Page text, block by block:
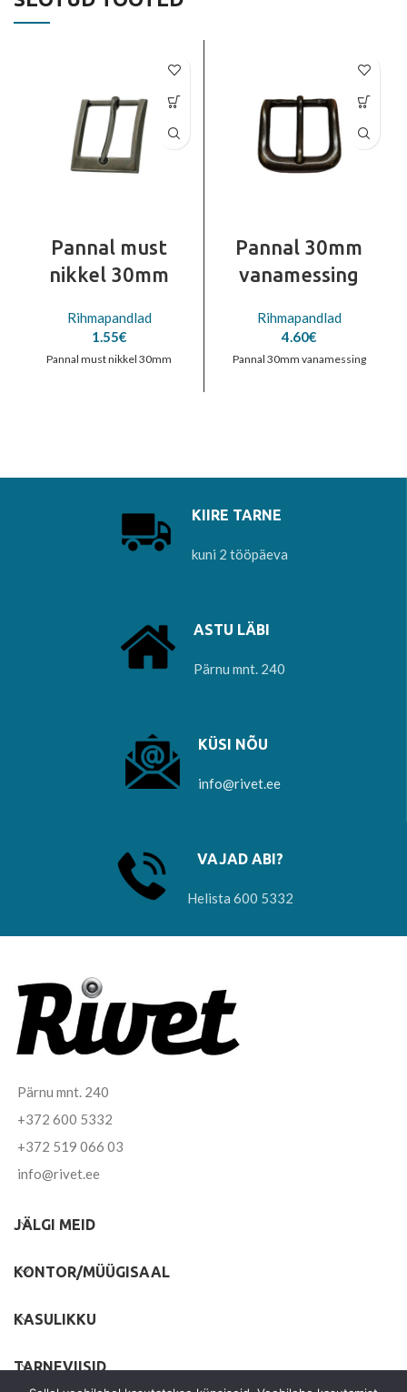
Pannal must
nikkel 30mm
Rihmapandlad
1.55€
Pannal must nikkel 30mm
Pannal 30mm
vanamessing
Rihmapandlad
4.60€
Pannal 30mm vanamessing
KIIRE TARNE
kuni 2 tööpäeva
ASTU LÄBI
Pärnu mnt. 240
KÜSI NÕU
info@rivet.ee
VAJAD ABI?
Helista 600 5332
Pärnu mnt. 240
+372 600 5332
+372 519 066 03
info@rivet.ee
JÄLGI MEID
KONTOR/MÜÜGISAAL
KASULIKKU
TARNEVIISID